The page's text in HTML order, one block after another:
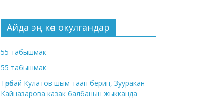
Айда эң көп окулгандар
55 табышмак
55 табышмак
Төрөбай Кулатов шым таап берип, Зууракан
Кайназарова казак балбанын жыкканда